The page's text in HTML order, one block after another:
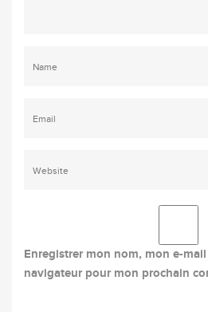
Enregistrer mon nom, mon e-
navigateur pour mon prochain